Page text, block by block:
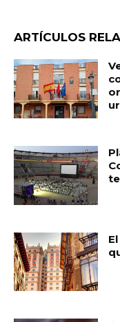
ARTÍCULOS